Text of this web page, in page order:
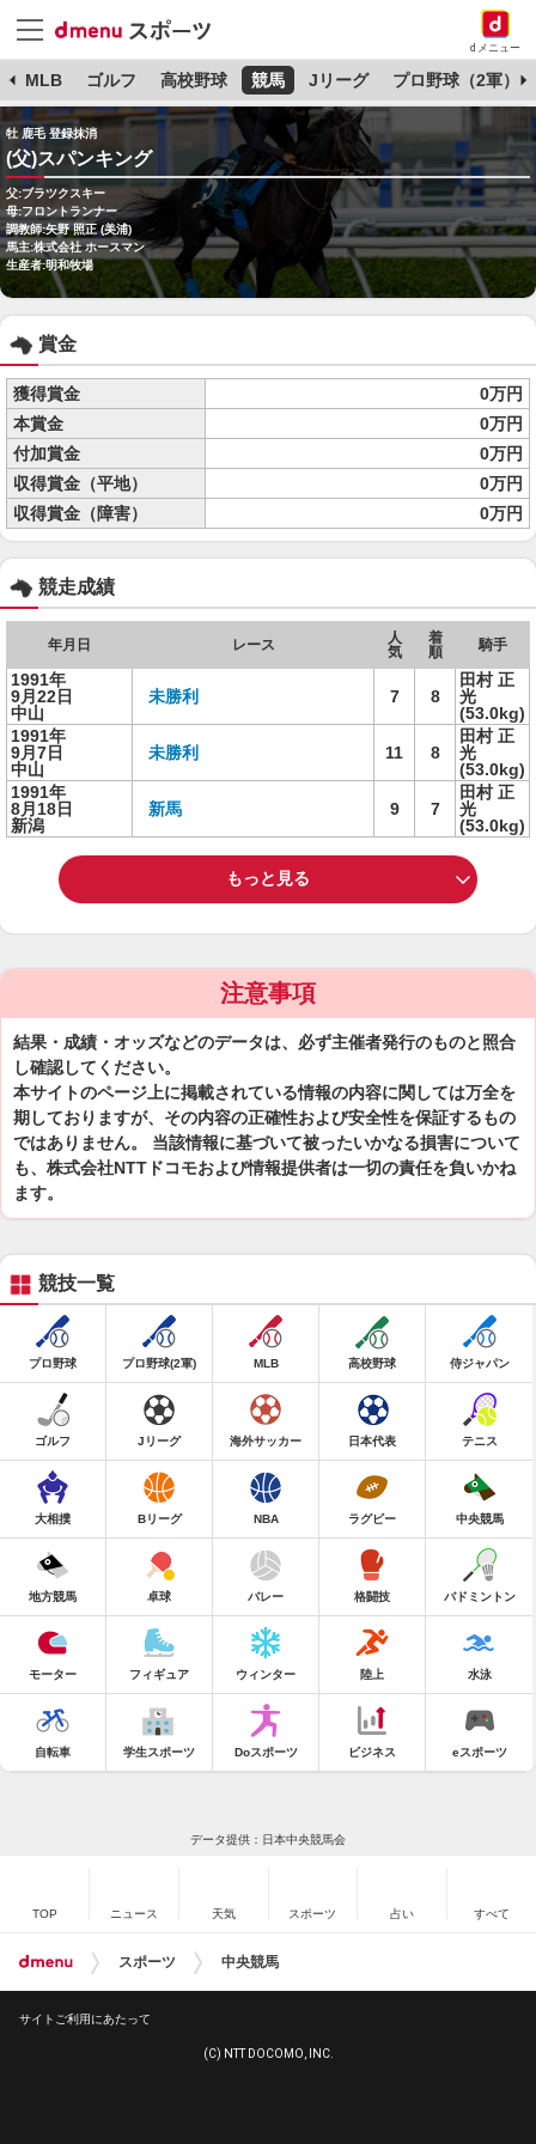
dメニュー
MLB ゴルフ 高校野球 競馬 Jリーグ プロ野球（2軍）
牡 鹿毛 登録抹消
(父)スパンキング
父:ブラツクスキー
母:フロントランナー
調教師:矢野 照正 (美浦)
馬主:株式会社 ホースマン
生産者:明和牧場
賞金
獲得賞金
0万円
本賞金
0万円
付加賞金
0万円
収得賞金（平地）
0万円
収得賞金（障害）
0万円
競走成績
年月日 レース
人
気
着
順
騎手
1991年
9月22日
中山
未勝利 7 8
田村 正
光
(53.0kg)
1991年
9月7日
中山
未勝利 11 8
田村 正
光
(53.0kg)
1991年
8月18日
新潟
新馬 9 7
田村 正
光
(53.0kg)
もっと見る
注意事項
結果・成績・オッズなどのデータは、必ず主催者発行のものと照合
し確認してください。
本サイトのページ上に掲載されている情報の内容に関しては万全を
期しておりますが、その内容の正確性および安全性を保証するもの
ではありません。 当該情報に基づいて被ったいかなる損害について
も、株式会社NTTドコモおよび情報提供者は一切の責任を負いかね
ます。
競技一覧
プロ野球 プロ野球(2軍) MLB 高校野球 侍ジャパン
ゴルフ Jリーグ 海外サッカー 日本代表 テニス
大相撲 Bリーグ NBA ラグビー 中央競馬
地方競馬 卓球 バレー 格闘技 バドミントン
モーター フィギュア ウィンター 陸上 水泳
自転車 学生スポーツ Doスポーツ ビジネス eスポーツ
データ提供：日本中央競馬会
TOP ニュース 天気 スポーツ 占い すべて
スポーツ 中央競馬
サイトご利用にあたって
(C) NTT DOCOMO, INC.